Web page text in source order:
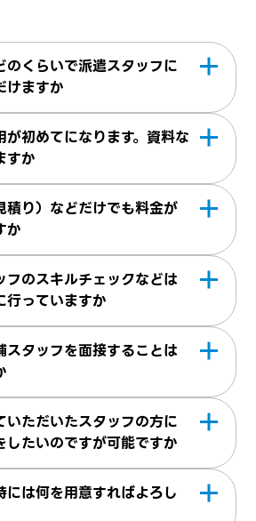
のくらいで派遣スタッフに
けますか
から就業開始した実績がござい
などお気軽にお問合せくださ
が初めてになります。資料な
すか
ウンロードページがあります。
い場合は、お気軽にお問合せく
積り）などだけでも料金が
か
。派遣スタッフが就業した際に
たします
フのスキルチェックなどは
行っていますか
1人行っております。登録面談
歴書に書かれている以外にもご
、プロジェクト参加内容など詳
グを行っております
スタッフを面接することは
・中部・関西に事務所がござい
がない地域でも近隣拠点からの
能な場合がありますのでお気軽
さい。
いただいたスタッフの方に
したいのですが可能ですか
を派遣先企業様が特定すること
法により禁止されております。
には何を用意すればよろし